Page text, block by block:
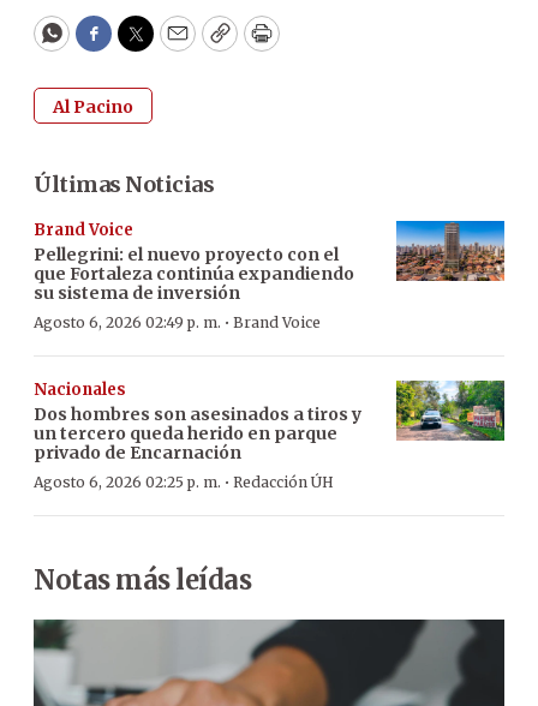
WhatsApp
Facebook
Twitter
EmailCopyPrint
Al Pacino
Últimas Noticias
Brand Voice
Pellegrini: el nuevo proyecto con el
que Fortaleza continúa expandiendo
su sistema de inversión
Agosto 6, 2026 02:49 p. m. · Brand Voice
Nacionales
Dos hombres son asesinados a tiros y
un tercero queda herido en parque
privado de Encarnación
Agosto 6, 2026 02:25 p. m. · Redacción ÚH
Notas más leídas